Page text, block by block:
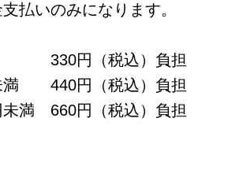
払いのみになります。
円（税込）負担
440円（税込）負担
満 660円（税込）負担